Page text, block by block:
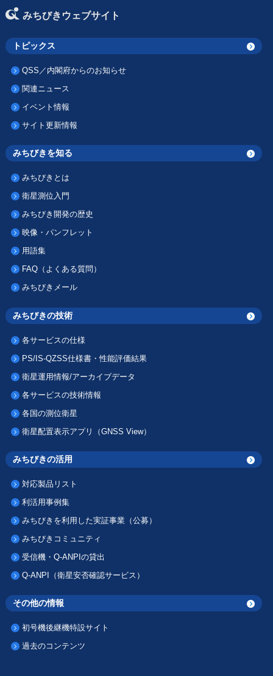
みちびきウェブサイト
トピックス
QSS／内閣府からのお知らせ
関連ニュース
イベント情報
サイト更新情報
みちびきを知る
みちびきとは
衛星測位入門
みちびき開発の歴史
映像・パンフレット
用語集
FAQ（よくある質問）
みちびきメール
みちびきの技術
各サービスの仕様
PS/IS-QZSS仕様書・性能評価結果
衛星運用情報/アーカイブデータ
各サービスの技術情報
各国の測位衛星
衛星配置表示アプリ（GNSS View）
みちびきの活用
対応製品リスト
利活用事例集
みちびきを利用した実証事業（公募）
みちびきコミュニティ
受信機・Q-ANPIの貸出
Q-ANPI（衛星安否確認サービス）
その他の情報
初号機後継機特設サイト
過去のコンテンツ